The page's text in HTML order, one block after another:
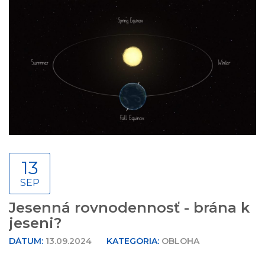
13
SEP
Jesenná rovnodennosť - brána k
jeseni?
DÁTUM: 13.09.2024 KATEGÓRIA: OBLOHA